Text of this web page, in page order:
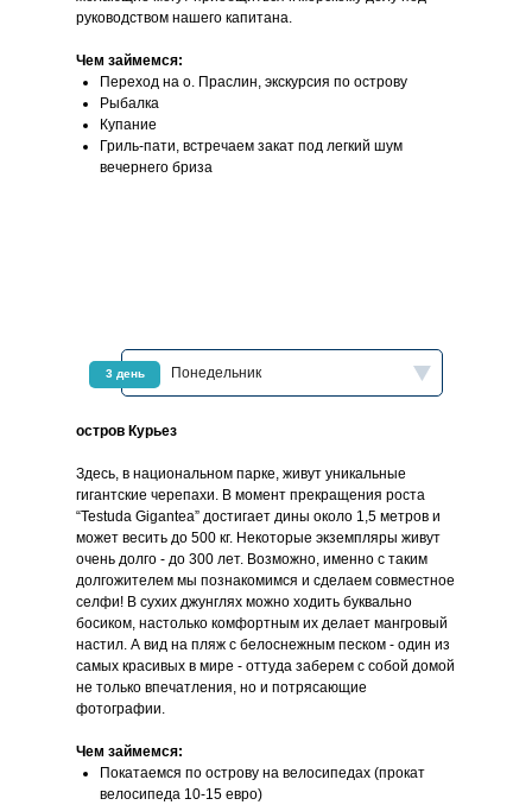
руководством нашего капитана.
Чем займемся:
Переход на о. Праслин, экскурсия по острову
Рыбалка
Купание
Гриль-пати, встречаем закат под легкий шум
вечернего бриза
3 день Понедельник
остров Курьез
Здесь, в национальном парке, живут уникальные
гигантские черепахи. В момент прекращения роста
“Testuda Gigantea” достигает дины около 1,5 метров и
может весить до 500 кг. Некоторые экземпляры живут
очень долго - до 300 лет. Возможно, именно с таким
долгожителем мы познакомимся и сделаем совместное
селфи! В сухих джунглях можно ходить буквально
босиком, настолько комфортным их делает мангровый
настил. А вид на пляж с белоснежным песком - один из
самых красивых в мире - оттуда заберем с собой домой
не только впечатления, но и потрясающие
фотографии.
Чем займемся:
Покатаемся по острову на велосипедах (прокат
велосипеда 10-15 евро)